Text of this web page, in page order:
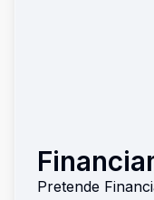
Pretende